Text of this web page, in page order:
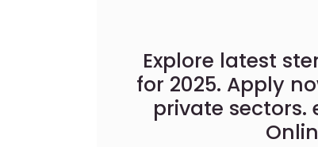
Explore latest
for 2025. Apply
private sectors.